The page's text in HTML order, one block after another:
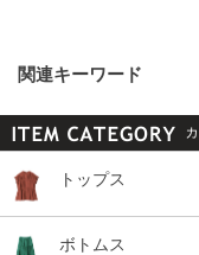
関連キーワード
トップス
ボトムス